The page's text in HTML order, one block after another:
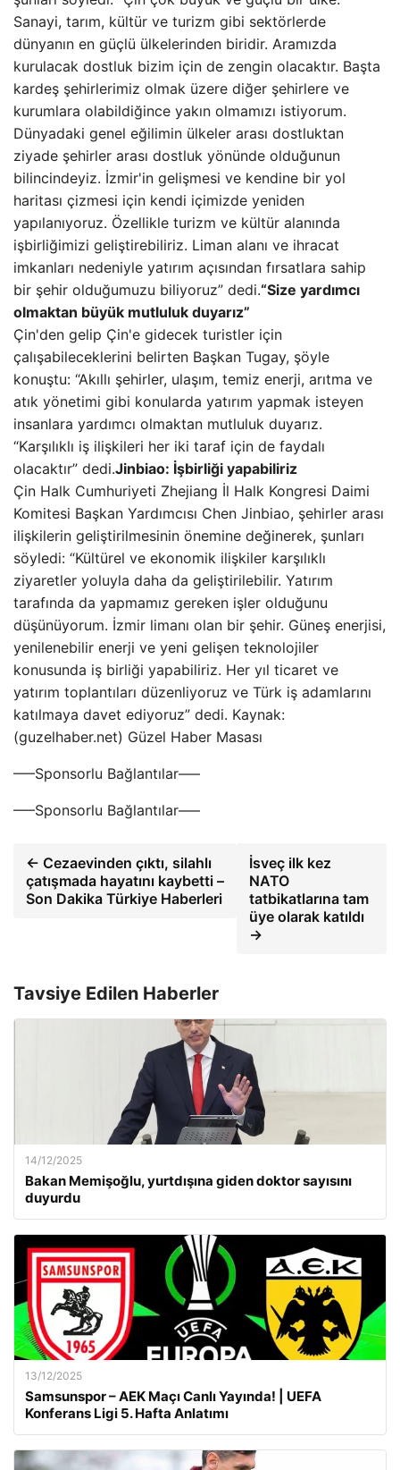
Sanayi, tarım, kültür ve turizm gibi sektörlerde
dünyanın en güçlü ülkelerinden biridir. Aramızda
kurulacak dostluk bizim için de zengin olacaktır. Başta
kardeş şehirlerimiz olmak üzere diğer şehirlere ve
kurumlara olabildiğince yakın olmamızı istiyorum.
Dünyadaki genel eğilimin ülkeler arası dostluktan
ziyade şehirler arası dostluk yönünde olduğunun
bilincindeyiz. İzmir'in gelişmesi ve kendine bir yol
haritası çizmesi için kendi içimizde yeniden
yapılanıyoruz. Özellikle turizm ve kültür alanında
işbirliğimizi geliştirebiliriz. Liman alanı ve ihracat
imkanları nedeniyle yatırım açısından fırsatlara sahip
bir şehir olduğumuzu biliyoruz” dedi.“Size yardımcı
olmaktan büyük mutluluk duyarız”
Çin'den gelip Çin'e gidecek turistler için
çalışabileceklerini belirten Başkan Tugay, şöyle
konuştu: “Akıllı şehirler, ulaşım, temiz enerji, arıtma ve
atık yönetimi gibi konularda yatırım yapmak isteyen
insanlara yardımcı olmaktan mutluluk duyarız.
“Karşılıklı iş ilişkileri her iki taraf için de faydalı
olacaktır” dedi.Jinbiao: İşbirliği yapabiliriz
Çin Halk Cumhuriyeti Zhejiang İl Halk Kongresi Daimi
Komitesi Başkan Yardımcısı Chen Jinbiao, şehirler arası
ilişkilerin geliştirilmesinin önemine değinerek, şunları
söyledi: “Kültürel ve ekonomik ilişkiler karşılıklı
ziyaretler yoluyla daha da geliştirilebilir. Yatırım
tarafında da yapmamız gereken işler olduğunu
düşünüyorum. İzmir limanı olan bir şehir. Güneş enerjisi,
yenilenebilir enerji ve yeni gelişen teknolojiler
konusunda iş birliği yapabiliriz. Her yıl ticaret ve
yatırım toplantıları düzenliyoruz ve Türk iş adamlarını
katılmaya davet ediyoruz” dedi. Kaynak:
(guzelhaber.net) Güzel Haber Masası
—–Sponsorlu Bağlantılar—–
—–Sponsorlu Bağlantılar—–
← Cezaevinden çıktı, silahlı
çatışmada hayatını kaybetti –
Son Dakika Türkiye Haberleri
İsveç ilk kez
NATO
tatbikatlarına tam
üye olarak katıldı
→
Tavsiye Edilen Haberler
14/12/2025
Bakan Memişoğlu, yurtdışına giden doktor sayısını
duyurdu
13/12/2025
Samsunspor – AEK Maçı Canlı Yayında! | UEFA
Konferans Ligi 5. Hafta Anlatımı